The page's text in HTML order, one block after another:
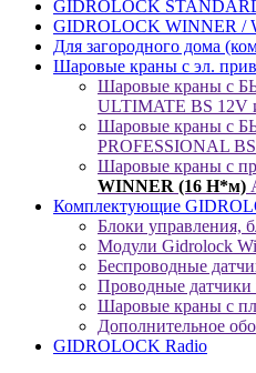
GIDROLOCK
GIDROLOCK WINNER /
Для загородного дома
Шаровые краны с эл.
Шаровые краны с
ULTIMATE BS 12V
Шаровые краны с
PROFESSIONAL
Шаровые краны с
WINNER (16 Н*м)
Комплектующие
Блоки управления,
Модули Gidrolock
Беспроводные
Проводные датчики
Шаровые краны с
Дополнительное
GIDROLOCK Radio